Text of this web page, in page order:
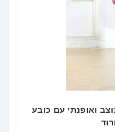
ואופנתי עם כובע